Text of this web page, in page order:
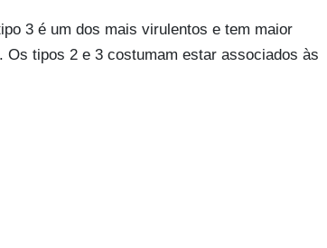
3 é um dos mais virulentos e tem maior
tipos 2 e 3 costumam estar associados às